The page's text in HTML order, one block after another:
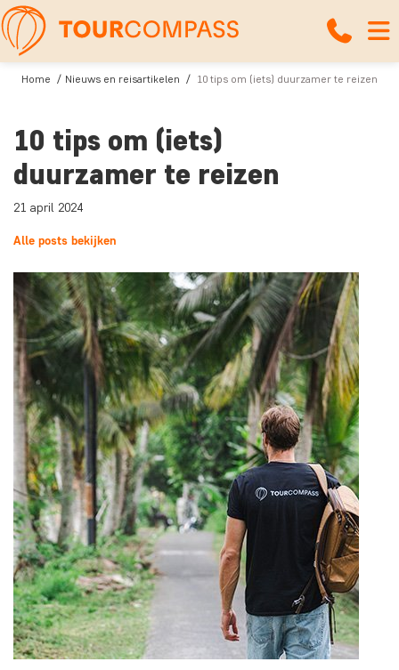
Home Nieuws en reisartikelen 10 tips om (iets) duurzamer te reizen
10 tips om (iets)
duurzamer te reizen
21 april 2024
Alle posts bekijken